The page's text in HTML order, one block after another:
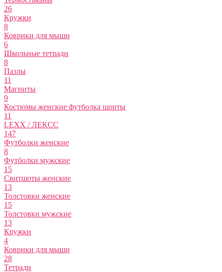
26
Кружки
8
Коврики для мыши
6
Школьные тетради
8
Пазлы
11
Магниты
9
Костюмы женские футболка шорты
11
LEXX / ЛЕКСС
147
Футболки женские
8
Футболки мужские
15
Свитшоты женские
13
Толстовки женские
15
Толстовки мужские
13
Кружки
4
Коврики для мыши
28
Тетради